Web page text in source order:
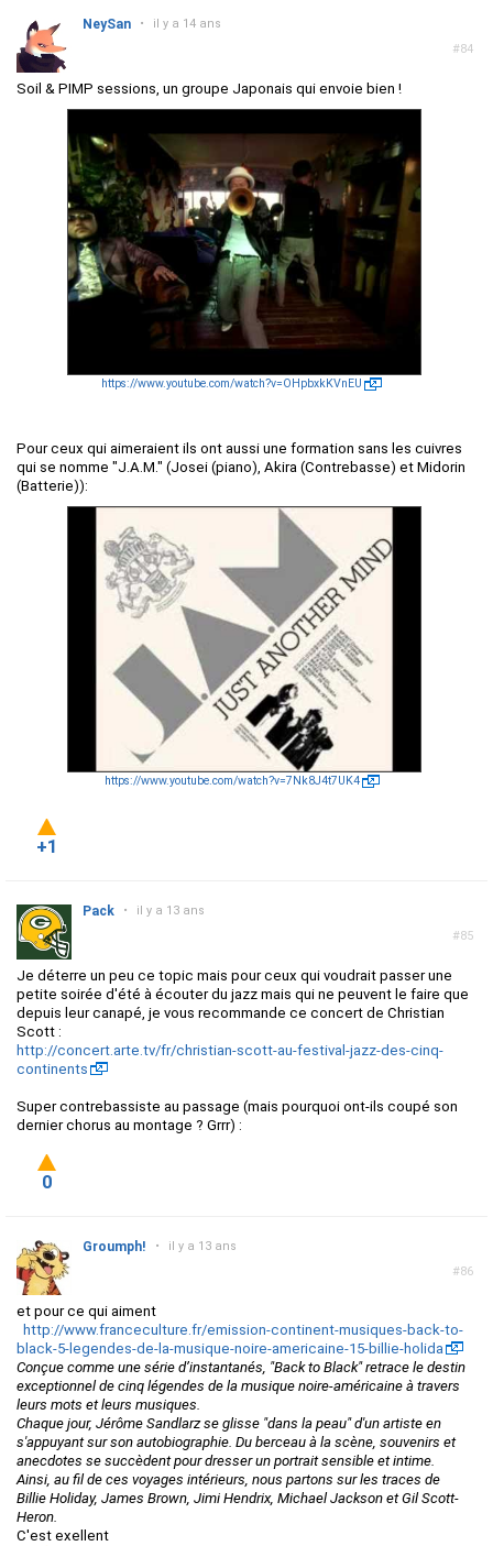
#84
NeySan • il y a 14 ans
Soil & PIMP sessions, un groupe Japonais qui envoie bien !
https://www.youtube.com/watch?v=OHpbxkKVnEU
Pour ceux qui aimeraient ils ont aussi une formation sans les cuivres
qui se nomme "J.A.M." (Josei (piano), Akira (Contrebasse) et Midorin
(Batterie)):
https://www.youtube.com/watch?v=7Nk8J4t7UK4
+1
#85
Pack • il y a 13 ans
Je déterre un peu ce topic mais pour ceux qui voudrait passer une
petite soirée d'été à écouter du jazz mais qui ne peuvent le faire que
depuis leur canapé, je vous recommande ce concert de Christian
Scott :
http://concert.arte.tv/fr/christian-scott-au-festival-jazz-des-cinq-
continents
Super contrebassiste au passage (mais pourquoi ont-ils coupé son
dernier chorus au montage ? Grrr) :
0
#86
Groumph! • il y a 13 ans
et pour ce qui aiment
http://www.franceculture.fr/emission-continent-musiques-back-to-
black-5-legendes-de-la-musique-noire-americaine-15-billie-holida
Conçue comme une série d’instantanés, "Back to Black" retrace le destin
exceptionnel de cinq légendes de la musique noire-américaine à travers
leurs mots et leurs musiques.
Chaque jour, Jérôme Sandlarz se glisse "dans la peau" d'un artiste en
s'appuyant sur son autobiographie. Du berceau à la scène, souvenirs et
anecdotes se succèdent pour dresser un portrait sensible et intime.
Ainsi, au fil de ces voyages intérieurs, nous partons sur les traces de
Billie Holiday, James Brown, Jimi Hendrix, Michael Jackson et Gil Scott-
Heron.
C'est exellent